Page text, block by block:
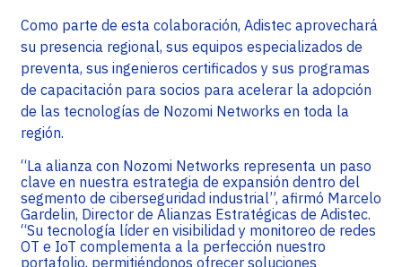
Como parte de esta colaboración, Adistec aprovechará
su presencia regional, sus equipos especializados de
preventa, sus ingenieros certificados y sus programas
de capacitación para socios para acelerar la adopción
de las tecnologías de Nozomi Networks en toda la
región.
“La alianza con Nozomi Networks representa un paso
clave en nuestra estrategia de expansión dentro del
segmento de ciberseguridad industrial”, afirmó Marcelo
Gardelin, Director de Alianzas Estratégicas de Adistec.
“Su tecnología líder en visibilidad y monitoreo de redes
OT e IoT complementa a la perfección nuestro
portafolio, permitiéndonos ofrecer soluciones